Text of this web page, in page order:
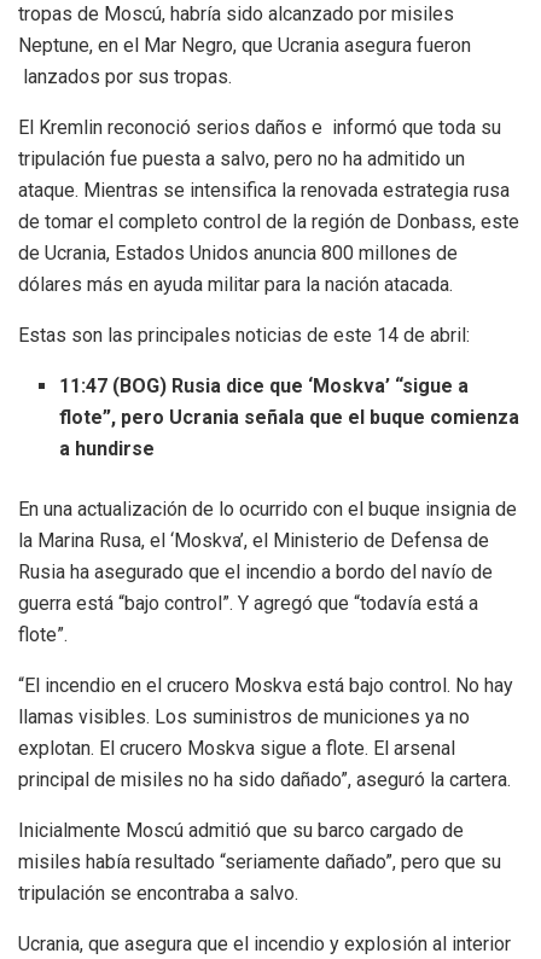
tropas de Moscú, habría sido alcanzado por misiles
Neptune, en el Mar Negro, que Ucrania asegura fueron
lanzados por sus tropas.
El Kremlin reconoció serios daños e informó que toda su
tripulación fue puesta a salvo, pero no ha admitido un
ataque. Mientras se intensifica la renovada estrategia rusa
de tomar el completo control de la región de Donbass, este
de Ucrania, Estados Unidos anuncia 800 millones de
dólares más en ayuda militar para la nación atacada.
Estas son las principales noticias de este 14 de abril:
11:47 (BOG) Rusia dice que ‘Moskva’ “sigue a
flote”, pero Ucrania señala que el buque comienza
a hundirse
En una actualización de lo ocurrido con el buque insignia de
la Marina Rusa, el ‘Moskva’, el Ministerio de Defensa de
Rusia ha asegurado que el incendio a bordo del navío de
guerra está “bajo control”. Y agregó que “todavía está a
flote”.
“El incendio en el crucero Moskva está bajo control. No hay
llamas visibles. Los suministros de municiones ya no
explotan. El crucero Moskva sigue a flote. El arsenal
principal de misiles no ha sido dañado”, aseguró la cartera.
Inicialmente Moscú admitió que su barco cargado de
misiles había resultado “seriamente dañado”, pero que su
tripulación se encontraba a salvo.
Ucrania, que asegura que el incendio y explosión al interior